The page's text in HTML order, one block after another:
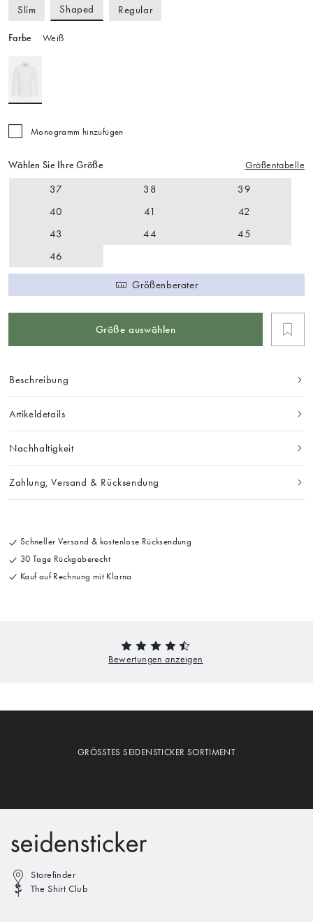
Slim Shaped Regular
Farbe Weiß
Monogramm hinzufügen
Wählen Sie Ihre Größe Größentabelle
37 38
39
40
41
42
43
44
45
46
Größenberater
Größe auswählen
Beschreibung
Artikeldetails
Nachhaltigkeit
Zahlung, Versand & Rücksendung
Schneller Versand & kostenlose Rücksendung
30 Tage Rückgaberecht
Kauf auf Rechnung mit Klarna
GRÖSSTES SEIDENSTICKER SORTIMENT
Storefinder
The Shirt Club